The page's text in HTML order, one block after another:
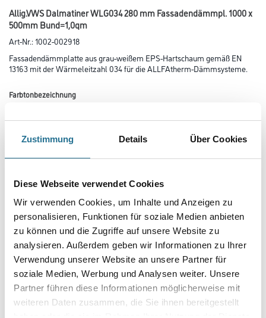
Zustimmung Details Über Cookies
Diese Webseite verwendet Cookies
Wir verwenden Cookies, um Inhalte und Anzeigen zu
personalisieren, Funktionen für soziale Medien anbieten
zu können und die Zugriffe auf unsere Website zu
analysieren. Außerdem geben wir Informationen zu Ihrer
Verwendung unserer Website an unsere Partner für
soziale Medien, Werbung und Analysen weiter. Unsere
Partner führen diese Informationen möglicherweise mit
weiteren Daten zusammen, die Sie ihnen bereitgestellt
Allig.VWS Dalmatiner WLG034 280 mm Fassadendämmpl. 1000 x
500mm Bund=1,0qm
Art-Nr.:1002-002918
Fassadendämmplatte aus grau-weißem EPS-Hartschaum gemäß EN
13163 mit der Wärmeleitzahl 034 für die ALLFAtherm-Dämmsysteme.
Farbtonbezeichnung
Länge in centimeter
Breite in centimeter
Gebinde
Plattenstärke